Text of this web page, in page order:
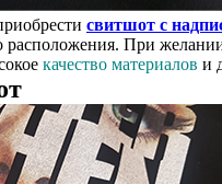
свитшот с
расположения. При
качество материалов и